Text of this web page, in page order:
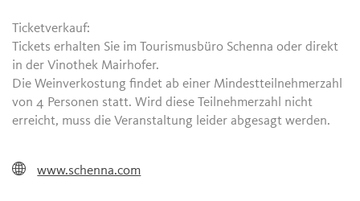
Ticketverkauf:
Tickets erhalten Sie im Tourismusbüro Schenna oder direkt
in der Vinothek Mairhofer.
Die Weinverkostung findet ab einer Mindestteilnehmerzahl
von 4 Personen statt. Wird diese Teilnehmerzahl nicht
erreicht, muss die Veranstaltung leider abgesagt werden.
www.schenna.com